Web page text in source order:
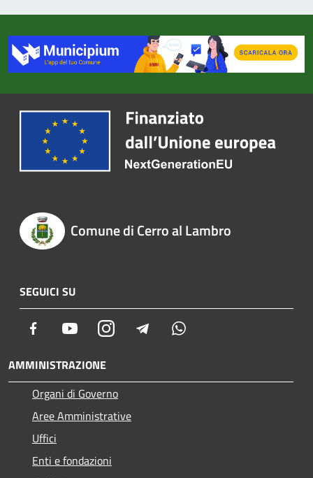
Comune di Cerro al Lambro
SEGUICI SU
Facebook YoutubeInstagram Telegram
AMMINISTRAZIONE
Organi di Governo
Aree Amministrative
Uffici
Enti e fondazioni